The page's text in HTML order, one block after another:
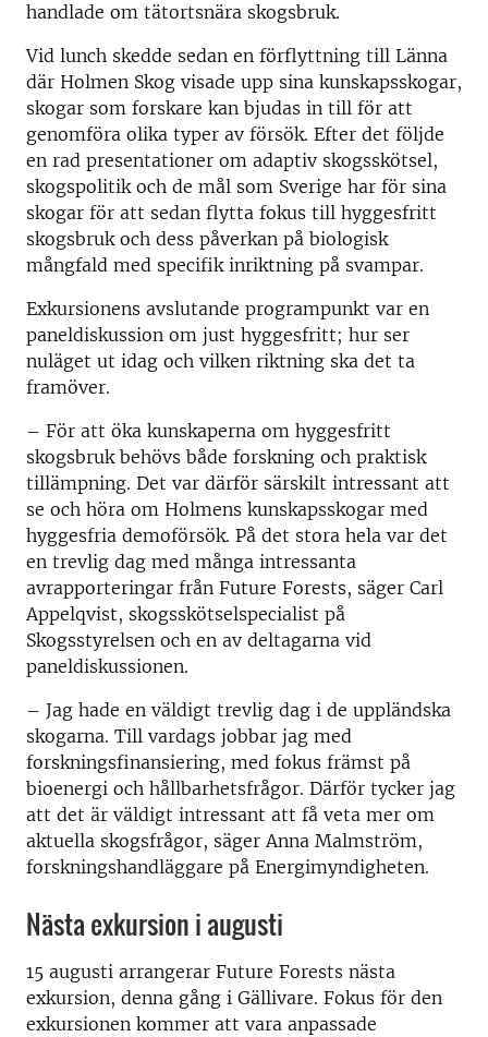
handlade om tätortsnära skogsbruk.
Vid lunch skedde sedan en förflyttning till Länna
där Holmen Skog visade upp sina kunskapsskogar,
skogar som forskare kan bjudas in till för att
genomföra olika typer av försök. Efter det följde
en rad presentationer om adaptiv skogsskötsel,
skogspolitik och de mål som Sverige har för sina
skogar för att sedan flytta fokus till hyggesfritt
skogsbruk och dess påverkan på biologisk
mångfald med specifik inriktning på svampar.
Exkursionens avslutande programpunkt var en
paneldiskussion om just hyggesfritt; hur ser
nuläget ut idag och vilken riktning ska det ta
framöver.
– För att öka kunskaperna om hyggesfritt
skogsbruk behövs både forskning och praktisk
tillämpning. Det var därför särskilt intressant att
se och höra om Holmens kunskapsskogar med
hyggesfria demoförsök. På det stora hela var det
en trevlig dag med många intressanta
avrapporteringar från Future Forests, säger Carl
Appelqvist, skogsskötselspecialist på
Skogsstyrelsen och en av deltagarna vid
paneldiskussionen.
– Jag hade en väldigt trevlig dag i de uppländska
skogarna. Till vardags jobbar jag med
forskningsfinansiering, med fokus främst på
bioenergi och hållbarhetsfrågor. Därför tycker jag
att det är väldigt intressant att få veta mer om
aktuella skogsfrågor, säger Anna Malmström,
forskningshandläggare på Energimyndigheten.
Nästa exkursion i augusti
15 augusti arrangerar Future Forests nästa
exkursion, denna gång i Gällivare. Fokus för den
exkursionen kommer att vara anpassade